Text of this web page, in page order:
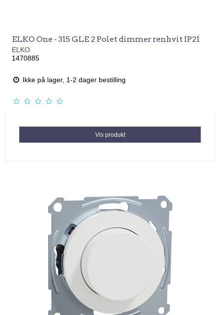
ELKO One - 315 GLE 2 Polet dimmer renhvit IP21
ELKO
1470885
Ikke på lager, 1-2 dager bestilling
Vis produkt